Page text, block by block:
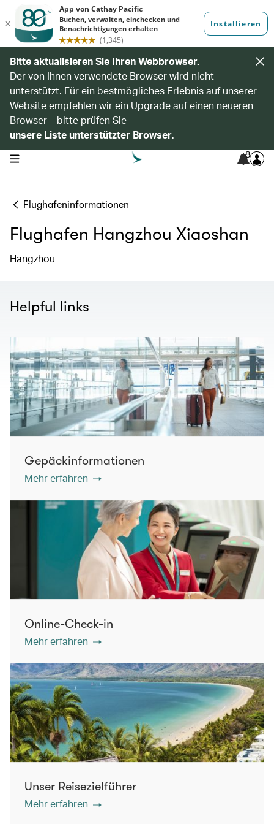
Bitte aktualisieren Sie Ihren Webbrowser.
Der von Ihnen verwendete Browser wird nicht
unterstützt. Für ein bestmögliches Erlebnis auf unserer
Website empfehlen wir ein Upgrade auf einen neueren
Browser – bitte prüfen Sie
unsere Liste unterstützter Browser.
open navigation menu 8
Flughafeninformationen
Flughafen Hangzhou Xiaoshan
Hangzhou
Helpful links
Gepäckinformationen
Mehr erfahren
Online-Check-in
Mehr erfahren
Unser Reisezielführer
Mehr erfahren